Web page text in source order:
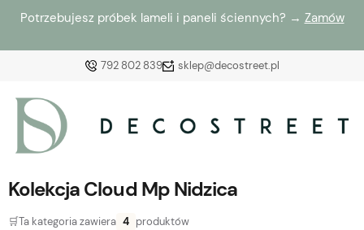
Potrzebujesz próbek lameli i paneli ściennych? → Zamów
792 802 839 sklep@decostreet.pl
Kolekcja Cloud Mp Nidzica
🛒Ta kategoria zawiera 4 produktów